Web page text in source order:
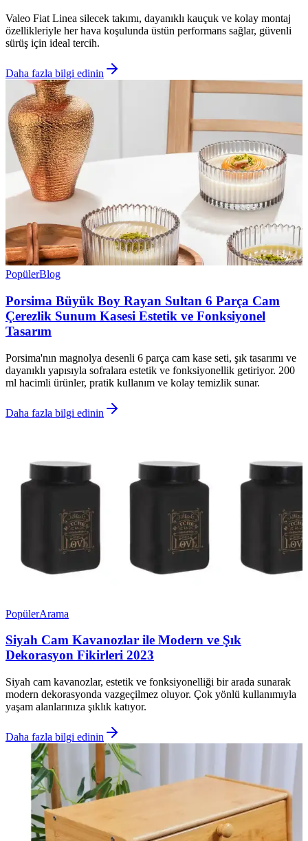
Valeo Fiat Linea silecek takımı, dayanıklı kauçuk ve kolay montaj
özellikleriyle her hava koşulunda üstün performans sağlar, güvenli
sürüş için ideal tercih.
Daha fazla bilgi edinin
PopülerBlog
Porsima Büyük Boy Rayan Sultan 6 Parça Cam
Çerezlik Sunum Kasesi Estetik ve Fonksiyonel
Tasarım
Porsima'nın magnolya desenli 6 parça cam kase seti, şık tasarımı ve
dayanıklı yapısıyla sofralara estetik ve fonksiyonellik getiriyor. 200
ml hacimli ürünler, pratik kullanım ve kolay temizlik sunar.
Daha fazla bilgi edinin
PopülerArama
Siyah Cam Kavanozlar ile Modern ve Şık
Dekorasyon Fikirleri 2023
Siyah cam kavanozlar, estetik ve fonksiyonelliği bir arada sunarak
modern dekorasyonda vazgeçilmez oluyor. Çok yönlü kullanımıyla
yaşam alanlarınıza şıklık katıyor.
Daha fazla bilgi edinin